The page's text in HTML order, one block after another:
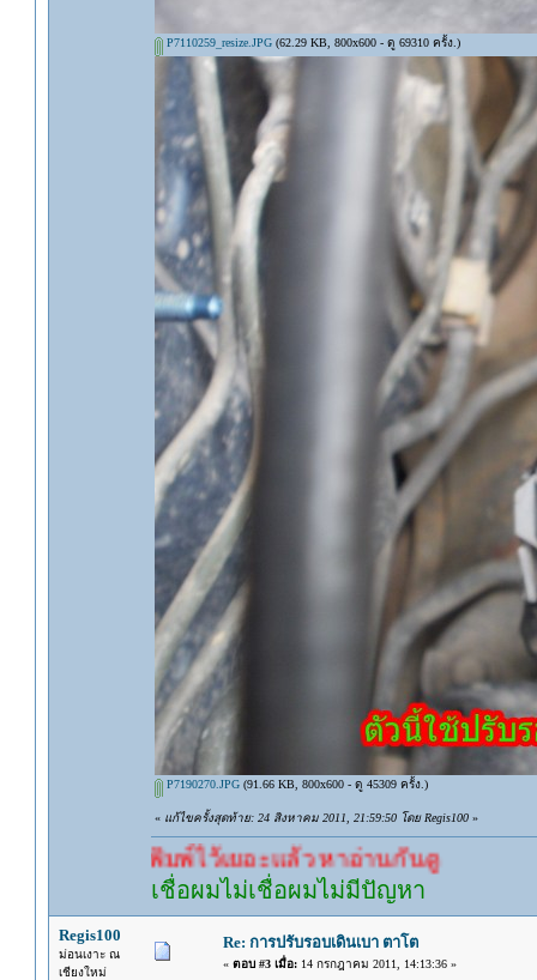
P7110259_resize.JPG(62.29 KB, 800x600 - ดู 69310 ครั้ง.)
P7190270.JPG(91.66 KB, 800x600 - ดู 45309 ครั้ง.)
« แก้ไขครั้งสุดท้าย: 24 สิงหาคม 2011, 21:59:50 โดย Regis100»
ว้เยอะแล้ว หาอ่านกันดู
เชื่อผมไม่เชื่อผมไม่มีปัญหา
Regis100
ม่อนเงาะ ณ
เชียงใหม่
Re: การปรับรอบเดินเบา ตาโต
« ตอบ #3 เมื่อ:14 กรกฎาคม 2011, 14:13:36 »